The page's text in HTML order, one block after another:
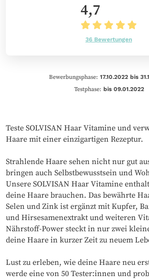
4,7
36 Bewertungen
Bewerbungsphase: 17.10.2022 bis
Testphase: bis 09.01.2022
Teste SOLVISAN Haar Vitamine und
Haare mit einer einzigartigen Rezeptur.
Strahlende Haare sehen nicht nur gut
bringen auch Selbstbewusstsein und
Unsere SOLVISAN Haar Vitamine
deine Haare brauchen. Das bewährte
Selen und Zink ist ergänzt mit Kupfer,
und Hirsesamenextrakt und weiteren
Nährstoff-Power steckt in nur zwei
deine Haare in kurzer Zeit zu neuem
Lust zu erleben, wie deine Haare neu
werde eine von 50 Tester:innen und